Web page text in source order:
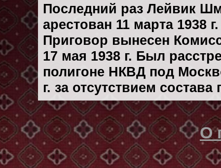
Последний раз Лейвик
арестован 11 марта 1938 г.
Приговор вынесен
17 мая 1938 г. Был
полигоне НКВД под
г. за отсутствием
О